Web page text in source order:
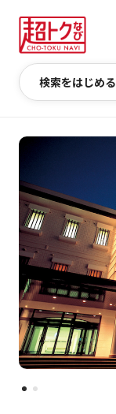
検索をはじめる